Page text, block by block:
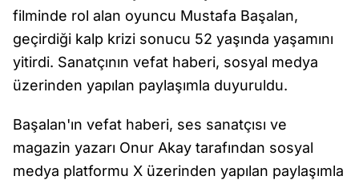
filminde rol alan oyuncu Mustafa Başalan,
geçirdiği kalp krizi sonucu 52 yaşında yaşamını
yitirdi. Sanatçının vefat haberi, sosyal medya
üzerinden yapılan paylaşımla duyuruldu.
Başalan'ın vefat haberi, ses sanatçısı ve
magazin yazarı Onur Akay tarafından sosyal
medya platformu X üzerinden yapılan paylaşımla